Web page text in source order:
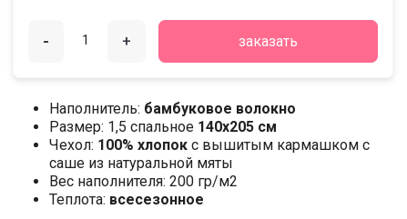
- + заказать
Наполнитель: бамбуковое волокно
Размер: 1,5 спальное 140х205 см
Чехол: 100% хлопок с вышитым кармашком с
саше из натуральной мяты
Вес наполнителя: 200 гр/м2
Теплота: всесезонное